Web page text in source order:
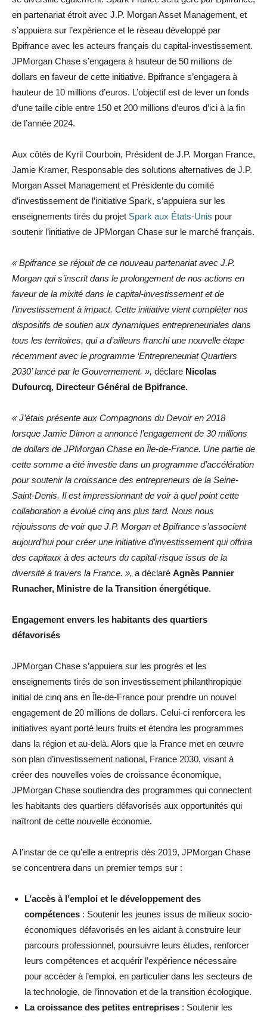
en partenariat étroit avec J.P. Morgan Asset Management, et
s’appuiera sur l’expérience et le réseau développé par
Bpifrance avec les acteurs français du capital-investissement.
JPMorgan Chase s’engagera à hauteur de 50 millions de
dollars en faveur de cette initiative. Bpifrance s’engagera à
hauteur de 10 millions d’euros. L’objectif est de lever un fonds
d’une taille cible entre 150 et 200 millions d’euros d’ici à la fin
de l’année 2024.
Aux côtés de Kyril Courboin, Président de J.P. Morgan France,
Jamie Kramer, Responsable des solutions alternatives de J.P.
Morgan Asset Management et Présidente du comité
d’investissement de l’initiative Spark, s’appuiera sur les
enseignements tirés du projet Spark aux États-Unis pour
soutenir l’initiative de JPMorgan Chase sur le marché français.
« Bpifrance se réjouit de ce nouveau partenariat avec J.P.
Morgan qui s’inscrit dans le prolongement de nos actions en
faveur de la mixité dans le capital-investissement et de
l’investissement à impact. Cette initiative vient compléter nos
dispositifs de soutien aux dynamiques entrepreneuriales dans
tous les territoires, qui a d’ailleurs franchi une nouvelle étape
récemment avec le programme ‘Entrepreneuriat Quartiers
2030’ lancé par le Gouvernement. », déclare Nicolas
Dufourcq, Directeur Général de Bpifrance.
« J’étais présente aux Compagnons du Devoir en 2018
lorsque Jamie Dimon a annoncé l’engagement de 30 millions
de dollars de JPMorgan Chase en Île-de-France. Une partie de
cette somme a été investie dans un programme d’accélération
pour soutenir la croissance des entrepreneurs de la Seine-
Saint-Denis. Il est impressionnant de voir à quel point cette
collaboration a évolué cinq ans plus tard. Nous nous
réjouissons de voir que J.P. Morgan et Bpifrance s’associent
aujourd’hui pour créer une initiative d’investissement qui offrira
des capitaux à des acteurs du capital-risque issus de la
diversité à travers la France. », a déclaré Agnès Pannier
Runacher, Ministre de la Transition énergétique.
Engagement envers les habitants des quartiers
défavorisés
JPMorgan Chase s’appuiera sur les progrès et les
enseignements tirés de son investissement philanthropique
initial de cinq ans en Île-de-France pour prendre un nouvel
engagement de 20 millions de dollars. Celui-ci renforcera les
initiatives ayant porté leurs fruits et étendra les programmes
dans la région et au-delà. Alors que la France met en œuvre
son plan d’investissement national, France 2030, visant à
créer des nouvelles voies de croissance économique,
JPMorgan Chase soutiendra des programmes qui connectent
les habitants des quartiers défavorisés aux opportunités qui
naîtront de cette nouvelle économie.
A l’instar de ce qu’elle a entrepris dès 2019, JPMorgan Chase
se concentrera dans un premier temps sur :
L’accès à l’emploi et le développement des
compétences : Soutenir les jeunes issus de milieux socio-
économiques défavorisés en les aidant à construire leur
parcours professionnel, poursuivre leurs études, renforcer
leurs compétences et acquérir l’expérience nécessaire
pour accéder à l’emploi, en particulier dans les secteurs de
la technologie, de l’innovation et de la transition écologique.
La croissance des petites entreprises : Soutenir les